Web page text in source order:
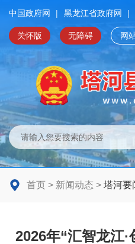
中国政府网 | 黑龙江省政府网 |
关怀版 无障碍 网
首页 > 新闻动态 > 塔河要
2026年“汇智龙江